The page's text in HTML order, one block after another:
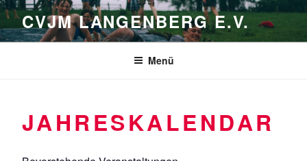
Zum
Inhalt
springen
CVJM LANGENBERG E.V.
Menü
JAHRESKALENDAR